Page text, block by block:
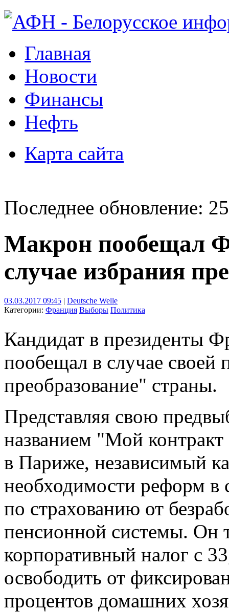
Главная
Новости
Финансы
Нефть
Карта сайта
Последнее обновление:
Макрон пообещал
случае избрания
03.03.2017 09:45 | Deutsche Welle
Категории: Франция Выборы Политика
Кандидат в президенты
пообещал в случае
преобразование" страны.
Представляя свою
названием "Мой контракт
в Париже, независимый
необходимости реформ в
по страхованию от
пенсионной системы. Он
корпоративный налог с
освободить от
процентов домашних